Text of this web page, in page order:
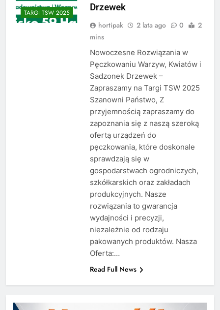
TARGI TSW 2025
Drzewek
hortipak 2 lata ago 0
2
mins
Nowoczesne Rozwiązania w
Pęczkowaniu Warzyw, Kwiatów i
Sadzonek Drzewek –
Zapraszamy na Targi TSW 2025
Szanowni Państwo, Z
przyjemnością zapraszamy do
zapoznania się z naszą szeroką
ofertą urządzeń do
pęczkowania, które doskonale
sprawdzają się w
gospodarstwach ogrodniczych,
szkółkarskich oraz zakładach
produkcyjnych. Nasze
rozwiązania to gwarancja
wydajności i precyzji,
niezależnie od rodzaju
pakowanych produktów. Nasza
Oferta:…
Read Full News